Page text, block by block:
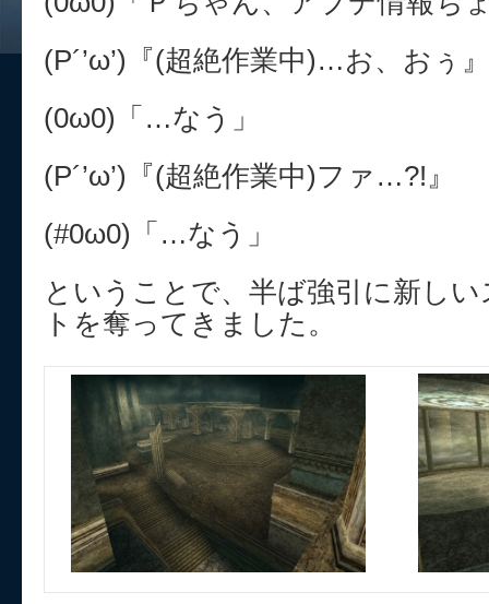
(P´’ω’)『(超絶作業中)…お、おぅ』
(0ω0)「…なう」
(P´’ω’)『(超絶作業中)ファ…?!』
(#0ω0)「…なう」
ということで、半ば強引に新し
トを奪ってきました。